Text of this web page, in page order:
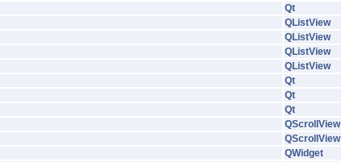
Qt
QListView
QListView
QListView
QListView
Qt
Qt
Qt
QScrollView
QScrollView
QWidget